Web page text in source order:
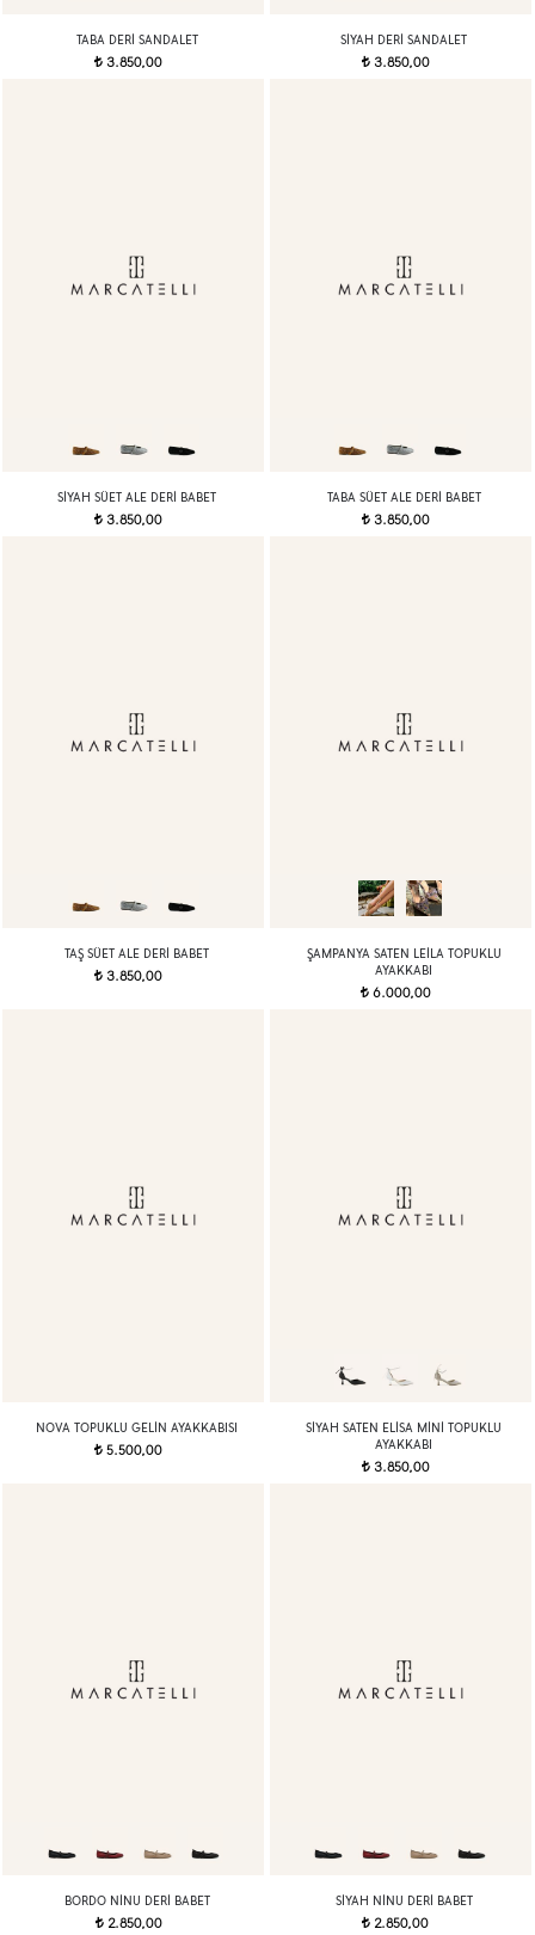
TABA DERI SANDALET
t 3.850,00
SIYAH DERI SANDALET
t3.850,00
SIYAH SÜET ALE DERI BABET
t 3.850,00
TABA SÜET ALE DERI BABET
t3.850,00
TAŞ SÜET ALE DERI BABET
t 3.850,00
ŞAMPANYA SATEN LEILA TOPUKLU
AYAKKABI
t6.000,00
NOVA TOPUKLU GELIN AYAKKABISI
t 5.500,00
SIYAH SATEN ELISA MINI TOPUKLU
AYAKKABI
t3.850,00
BORDO NINU DERI BABET
t2.850,00
SIYAH NINU DERI BABET
t 2.850,00